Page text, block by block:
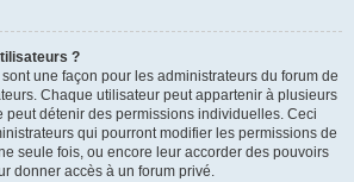
?
une façon pour les administrateurs du forum de
Chaque utilisateur peut appartenir à plusieurs
peut détenir des permissions individuelles. Ceci
qui pourront modifier les permissions de
seule fois, ou encore leur accorder des pouvoirs
donner accès à un forum privé.